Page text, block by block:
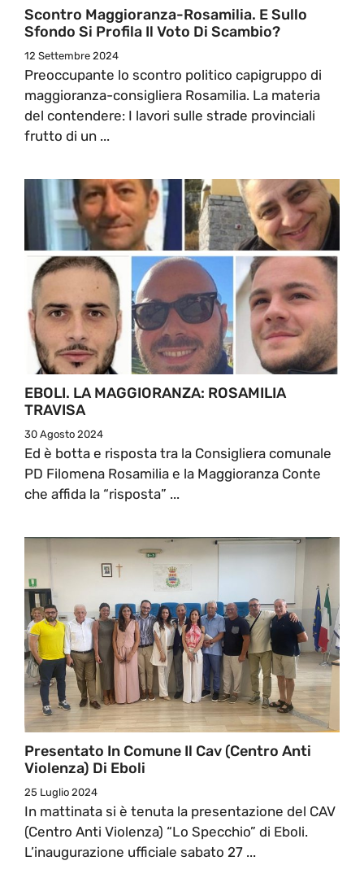
Scontro Maggioranza-Rosamilia. E Sullo
Sfondo Si Profila Il Voto Di Scambio?
12 Settembre 2024
Preoccupante lo scontro politico capigruppo di
maggioranza-consigliera Rosamilia. La materia
del contendere: I lavori sulle strade provinciali
frutto di un ...
EBOLI. LA MAGGIORANZA: ROSAMILIA
TRAVISA
30 Agosto 2024
Ed è botta e risposta tra la Consigliera comunale
PD Filomena Rosamilia e la Maggioranza Conte
che affida la “risposta” ...
Presentato In Comune Il Cav (Centro Anti
Violenza) Di Eboli
25 Luglio 2024
In mattinata si è tenuta la presentazione del CAV
(Centro Anti Violenza) “Lo Specchio” di Eboli.
L’inaugurazione ufficiale sabato 27 ...